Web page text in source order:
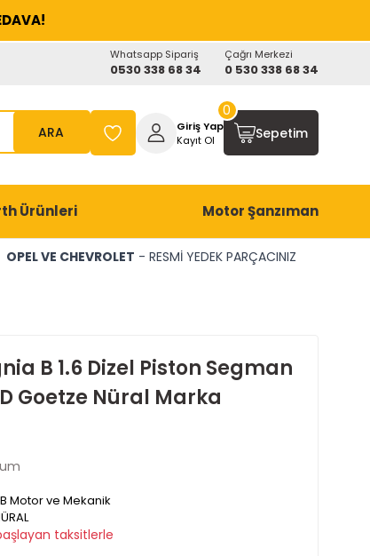
Whatsapp Sipariş
0530 338 68 34
Çağrı Merkezi
0 530 338 68 34
ARA
Giriş Yap
Kayıt Ol
Sepetim
0
Ürünleri Motor Şanzıman
OPEL VE CHEVROLET - RESMİ YEDEK PARÇACINIZ
B 1.6 Dizel Piston Segman
Goetze Nüral Marka
Motor ve Mekanik
taksitlerle